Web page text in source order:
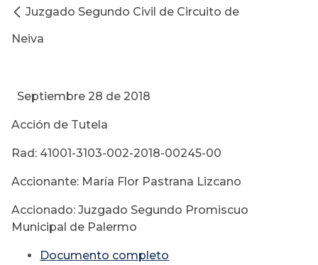
Juzgado Segundo Civil de Circuito de
Neiva
Septiembre 28 de 2018
Acción de Tutela
Rad: 41001-3103-002-2018-00245-00
Accionante: María Flor Pastrana Lizcano
Accionado: Juzgado Segundo Promiscuo
Municipal de Palermo
Documento completo